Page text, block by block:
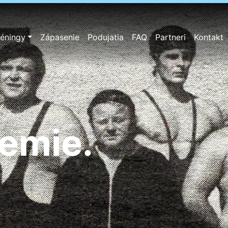
Zápasenie Podujatia FAQ Partneri Kontakt